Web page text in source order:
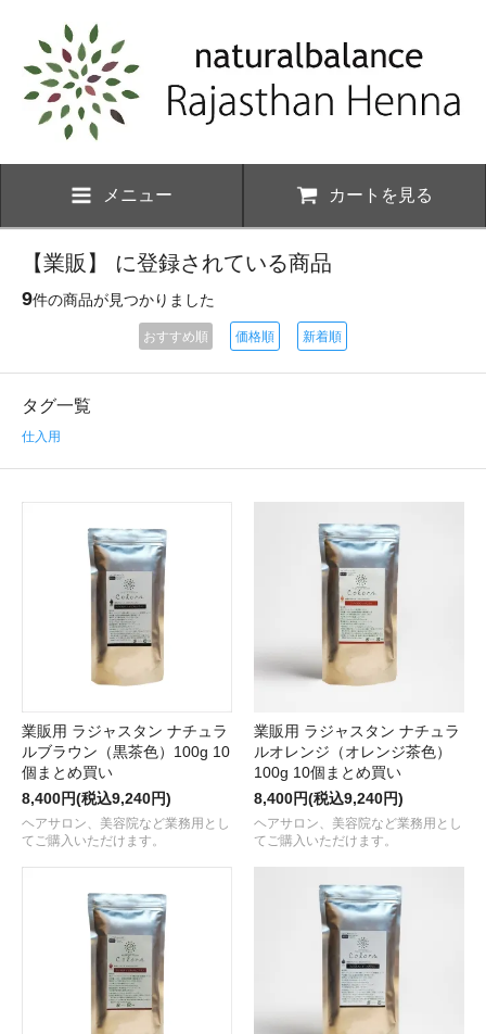
メニュー カートを見る
【業販】 に登録されている商品
9件の商品が見つかりました
おすすめ順 価格順 新着順
タグ一覧
仕入用
業販用 ラジャスタン ナチュラ
ルブラウン（黒茶色）100g 10
個まとめ買い
8,400円(税込9,240円)
ヘアサロン、美容院など業務用とし
てご購入いただけます。
業販用 ラジャスタン ナチュラ
ルオレンジ（オレンジ茶色）
100g 10個まとめ買い
8,400円(税込9,240円)
ヘアサロン、美容院など業務用とし
てご購入いただけます。